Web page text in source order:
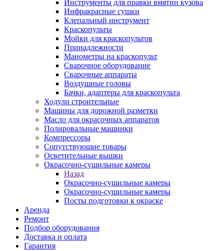
Инструменты для правки вмятин кузова
Инфракрасные сушки
Клепальный инструмент
Краскопульты
Мойки для краскопультов
Принадлежности
Манометры на краскопульт
Сварочное оборудование
Сварочные аппараты
Воздушные головы
Бачки, адаптеры для краскопульта
Ходули строительные
Машины для дорожной разметки
Масло для окрасочных аппаратов
Полировальные машинки
Компрессоры
Сопутствующие товары
Осветительные вышки
Окрасочно-сушильные камеры
Назад
Окрасочно-сушильные камеры
Окрасочно-сушильные камеры
Посты подготовки к окраске
Аренда
Ремонт
Подбор оборудования
Доставка и оплата
Гарантия